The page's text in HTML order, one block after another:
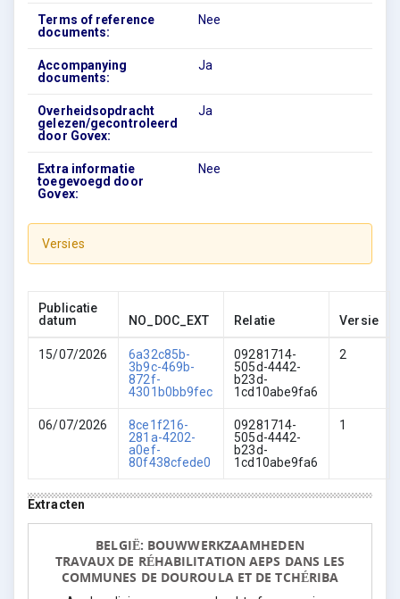
Terms of reference
documents:
Nee
Accompanying
documents:
Ja
Overheidsopdracht
gelezen/gecontroleerd
door Govex:
Ja
Extra informatie
toegevoegd door
Govex:
Nee
Versies
Publicatie
datum
NO_DOC_EXT Relatie Versie
15/07/2026
6a32c85b-
3b9c-469b-
872f-
4301b0bb9fec
09281714-
505d-4442-
b23d-
1cd10abe9fa6
2
06/07/2026
8ce1f216-
281a-4202-
a0ef-
80f438cfede0
09281714-
505d-4442-
b23d-
1cd10abe9fa6
1
Extracten
BELGIË: BOUWWERKZAAMHEDEN
TRAVAUX DE RÉHABILITATION AEPS DANS LES
COMMUNES DE DOUROULA ET DE TCHÉRIBA